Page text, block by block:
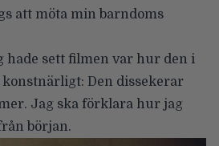
att möta min barndoms
hade sett filmen var hur den i
Den dissekerar
Jag ska förklara hur jag
början.